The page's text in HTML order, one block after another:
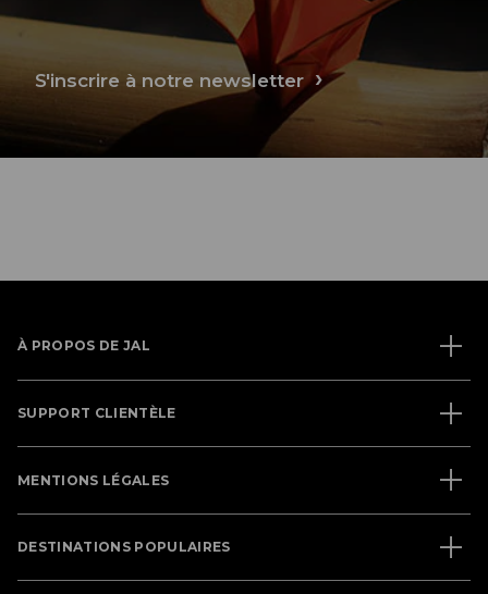
S'inscrire à notre newsletter
À PROPOS DE JAL
SUPPORT CLIENTÈLE
MENTIONS LÉGALES
DESTINATIONS POPULAIRES